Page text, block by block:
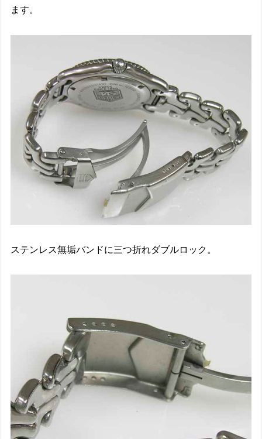
ます。
ステンレス無垢バンドに三つ折れダブルロック。